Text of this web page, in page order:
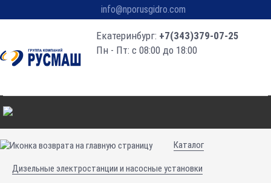
info@nporusgidro.com
Екатеринбург: +7(343)379-07-25
Пн - Пт: с 08:00 до 18:00
Каталог
Дизельные электростанции и насосные установки